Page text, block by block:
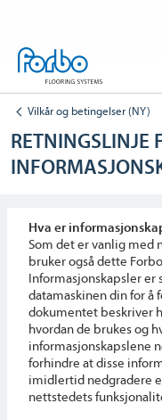
Vilkår og betingelser (NY)
RETNINGSLINJE
Hva er
Som det er vanlig med
bruker også dette
Informasjonskapsler er
datamaskinen din for
dokumentet beskriver
hvordan de brukes og
informasjonskapslene
forhindre at disse
imidlertid nedgradere
nettstedets